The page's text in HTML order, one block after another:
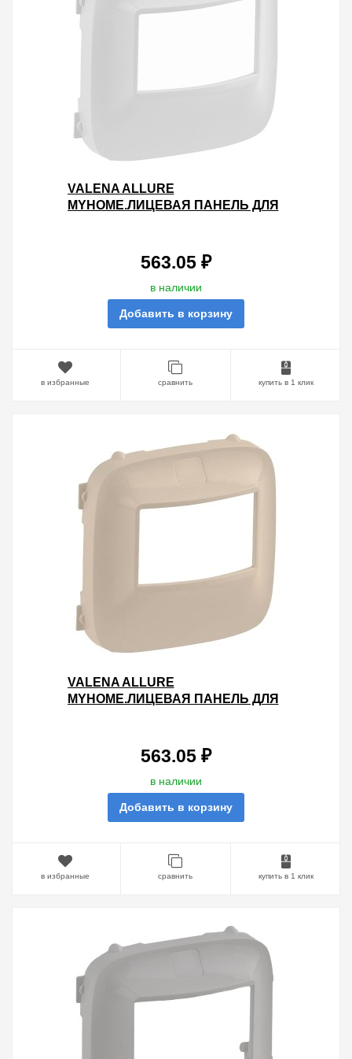
VALENA ALLURE
MYHOME.ЛИЦЕВАЯ ПАНЕЛЬ ДЛЯ
563.05 ₽
в наличии
Добавить в корзину
в избранные сравнить купить в 1 клик
VALENA ALLURE
MYHOME.ЛИЦЕВАЯ ПАНЕЛЬ ДЛЯ
563.05 ₽
в наличии
Добавить в корзину
в избранные сравнить купить в 1 клик